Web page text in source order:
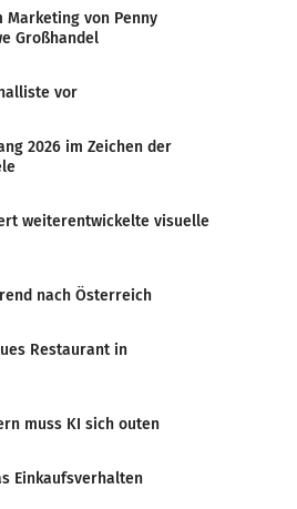
Marketing von Penny
Großhandel
vor
2026 im Zeichen der
weiterentwickelte visuelle
nach Österreich
Restaurant in
muss KI sich outen
Einkaufsverhalten